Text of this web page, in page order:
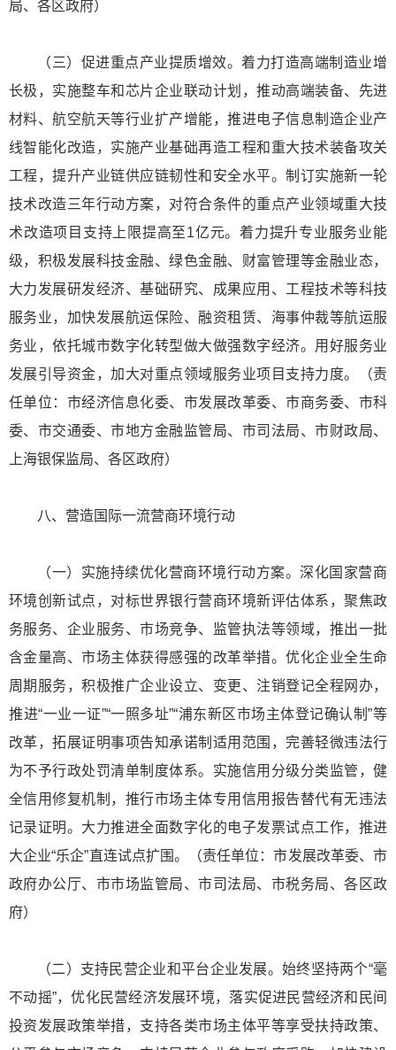
局、各区政府）
（三）促进重点产业提质增效。着力打造高端制造业增
长极，实施整车和芯片企业联动计划，推动高端装备、先进
材料、航空航天等行业扩产增能，推进电子信息制造企业产
线智能化改造，实施产业基础再造工程和重大技术装备攻关
工程，提升产业链供应链韧性和安全水平。制订实施新一轮
技术改造三年行动方案，对符合条件的重点产业领域重大技
术改造项目支持上限提高至1亿元。着力提升专业服务业能
级，积极发展科技金融、绿色金融、财富管理等金融业态，
大力发展研发经济、基础研究、成果应用、工程技术等科技
服务业，加快发展航运保险、融资租赁、海事仲裁等航运服
务业，依托城市数字化转型做大做强数字经济。用好服务业
发展引导资金，加大对重点领域服务业项目支持力度。（责
任单位：市经济信息化委、市发展改革委、市商务委、市科
委、市交通委、市地方金融监管局、市司法局、市财政局、
上海银保监局、各区政府）
八、营造国际一流营商环境行动
（一）实施持续优化营商环境行动方案。深化国家营商
环境创新试点，对标世界银行营商环境新评估体系，聚焦政
务服务、企业服务、市场竞争、监管执法等领域，推出一批
含金量高、市场主体获得感强的改革举措。优化企业全生命
周期服务，积极推广企业设立、变更、注销登记全程网办，
推进“一业一证”“一照多址”“浦东新区市场主体登记确认制”等
改革，拓展证明事项告知承诺制适用范围，完善轻微违法行
为不予行政处罚清单制度体系。实施信用分级分类监管，健
全信用修复机制，推行市场主体专用信用报告替代有无违法
记录证明。大力推进全面数字化的电子发票试点工作，推进
大企业“乐企”直连试点扩围。（责任单位：市发展改革委、市
政府办公厅、市市场监管局、市司法局、市税务局、各区政
府）
（二）支持民营企业和平台企业发展。始终坚持两个“毫
不动摇”，优化民营经济发展环境，落实促进民营经济和民间
投资发展政策举措，支持各类市场主体平等享受扶持政策、